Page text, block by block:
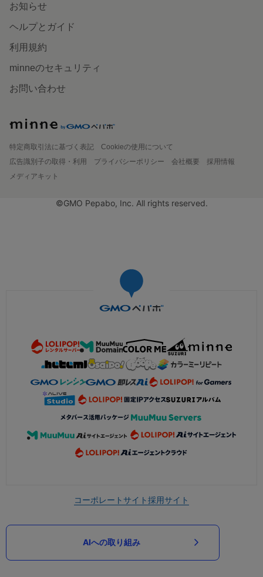
お知らせ
ヘルプとガイド
利用規約
minneのセキュリティ
お問い合わせ
特定商取引法に基づく表記
Cookieの使用について
広告識別子の取得・利用
プライバシーポリシー 会社概要
採用情報
メディアキット
©GMO Pepabo, Inc. All rights reserved.
コーポレートサイト採用サイト
AIへの取り組み